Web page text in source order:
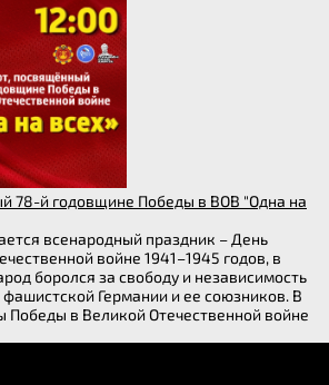
78-й годовщине Победы в ВОВ "Одна на
всенародный праздник – День
войне 1941–1945 годов, в
боролся за свободу и независимость
Германии и ее союзников. В
Победы в Великой Отечественной войне